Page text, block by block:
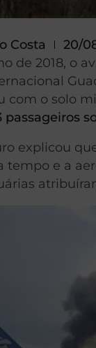
Costa
20/
de 2018, o
com o solo
passageiros
explicou
e a